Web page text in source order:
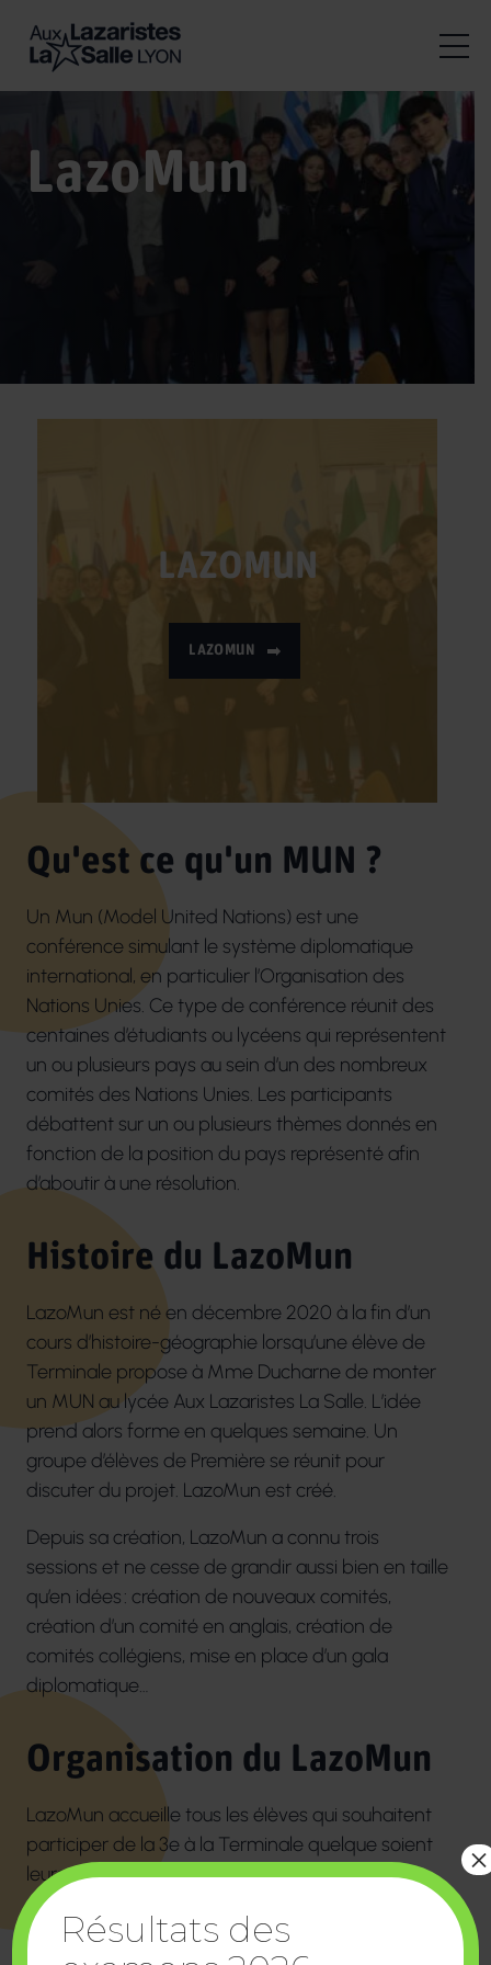
LazoMun
LAZOMUN
LAZOMUN
Qu'est ce qu'un MUN ?
Un Mun (Model United Nations) est une
conférence simulant le système diplomatique
international, en particulier l’Organisation des
Nations Unies. Ce type de conférence réunit des
centaines d’étudiants ou lycéens qui représentent
un ou plusieurs pays au sein d’un des nombreux
comités des Nations Unies. Les participants
débattent sur un ou plusieurs thèmes donnés en
fonction de la position du pays représenté afin
d’aboutir à une résolution.
Histoire du LazoMun
LazoMun est né en décembre 2020 à la fin d’un
cours d’histoire-géographie lorsqu’une élève de
Terminale propose à Mme Ducharnede monter
un MUN au lycée Aux Lazaristes La Salle. L’idée
prend alors forme en quelques semaine. Un
groupe d’élèves de Première se réunit pour
discuter du projet. LazoMun est créé.
Depuis sa création, LazoMun a connu trois
sessions et ne cesse de grandir aussi bien en taille
qu’en idées : création de nouveaux comités,
création d’un comité en anglais, création de
comités collégiens, mise en place d’un gala
diplomatique…
Organisation du LazoMun
LazoMun accueille tous les élèves qui souhaitent
participer de la 3eà la Terminale quelque soient
leurs spécialités et leur filière.
LazoMun est dirigé chaque session par un groupe
de 15 élèves appelé Etat-major. Ils organisent
Résultats des
×